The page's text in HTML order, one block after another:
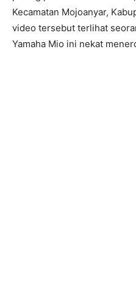
Kecamatan Mojoanyar,
video tersebut terlihat
Yamaha Mio ini nekat